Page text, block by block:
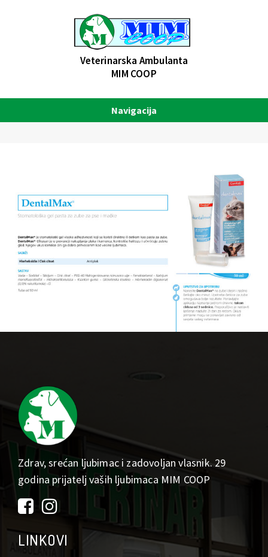
Veterinarska Ambulanta
MIM COOP
Navigacija
Zdrav, srećan ljubimac i zadovoljan vlasnik. 29
godina prijatelj vaših ljubimaca MIM COOP
LINKOVI